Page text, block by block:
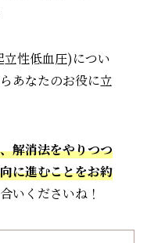
性低血圧)につい
あなたのお役に立
解消法をやりつつ
に進むことをお約
いくださいね！